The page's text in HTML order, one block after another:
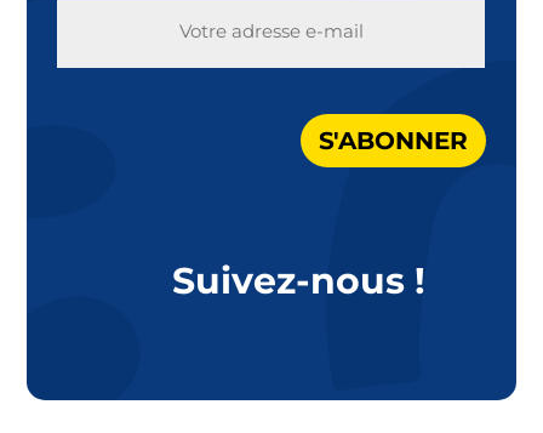
S'ABONNER
Suivez-nous !